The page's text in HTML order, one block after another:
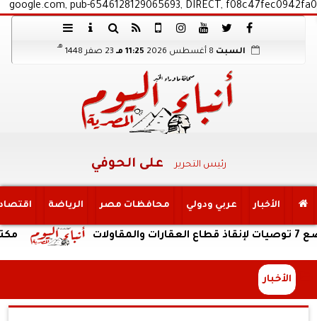
google.com, pub-6546128129065693, DIRECT, f08c47fec0942fa0
السبت 11:25 مـ 23 صفر 1448
هـ
رئيس التحرير على الحوفي
الأخبار عربي ودولي محافظات مصر الرياضة
مكتب
الأخبار